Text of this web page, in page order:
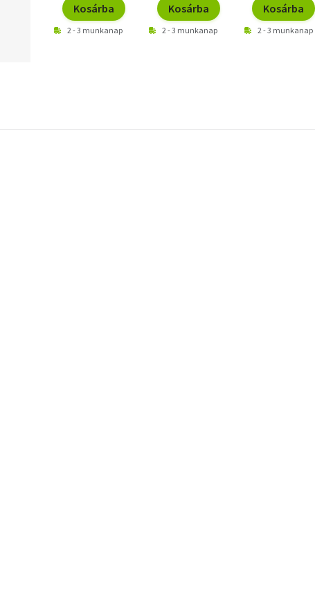
Kosárba
2 - 3 munkanap
Kosárba
2 - 3 munkanap
Kosárba
2 - 3 munkanap